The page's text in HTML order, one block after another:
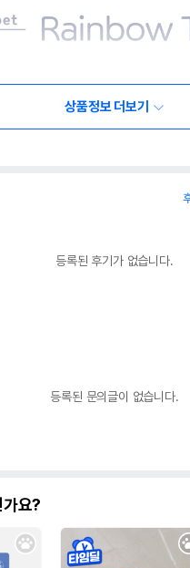
상품정보 더보기
등록된 후기가 없습니다.
등록된 문의글이 없습니다.
가요?